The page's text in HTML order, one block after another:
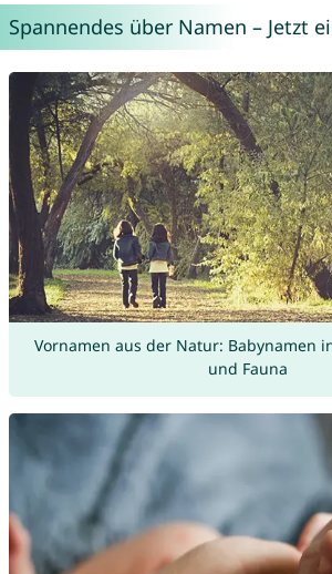
Spannendes über Namen – Jetzt
Vornamen aus der Natur: Babynamen
und Fauna